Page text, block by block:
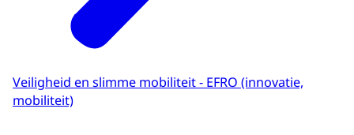
Veiligheid en slimme mobiliteit - EFRO (innovatie,
mobiliteit)